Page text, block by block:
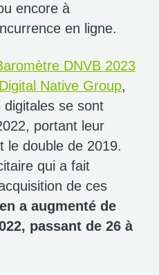
encore à
en ligne.
DNVB 2023
Digital Native Group,
digitales se sont
portant leur
le double de 2019.
qui a fait
de ces
a augmenté de
passant de 26 à